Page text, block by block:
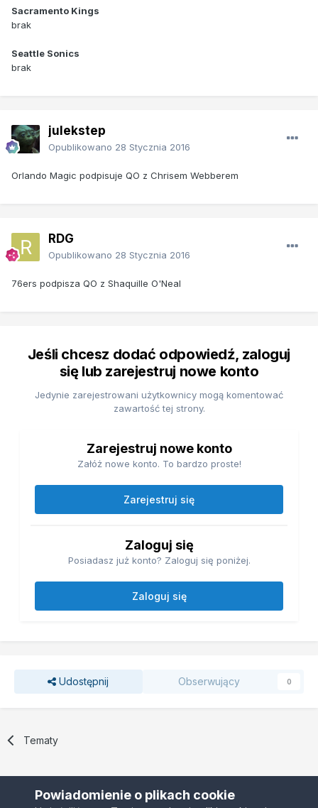
Sacramento Kings
brak
Seattle Sonics
brak
julekstep
Opublikowano 28 Stycznia 2016
Orlando Magic podpisuje QO z Chrisem Webberem
RDG
Opublikowano 28 Stycznia 2016
76ers podpisza QO z Shaquille O'Neal
Jeśli chcesz dodać odpowiedź, zaloguj
się lub zarejestruj nowe konto
Jedynie zarejestrowani użytkownicy mogą komentować
zawartość tej strony.
Zarejestruj nowe konto
Załóż nowe konto. To bardzo proste!
Zarejestruj się
Zaloguj się
Posiadasz już konto? Zaloguj się poniżej.
Zaloguj się
Udostępnij Obserwujący 0
Tematy
Powiadomienie o plikach cookie